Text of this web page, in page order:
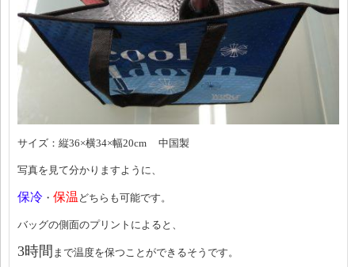
サイズ：縦36×横34×幅20cm 中国製
写真を見て分かりますように、
保冷 ・ 保温 どちらも可能です。
バッグの側面のプリントによると、
3時間 まで温度を保つことができるそうです。